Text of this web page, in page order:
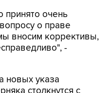
принято очень
о праве
вносим коррективы,
-
новых указа